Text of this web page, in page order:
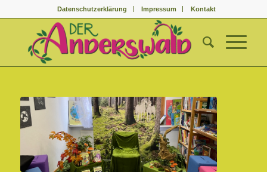
Datenschutzerklärung Impressum Kontakt